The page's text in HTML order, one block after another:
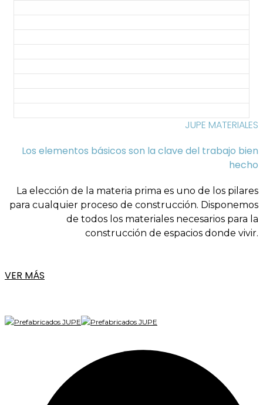
JUPE MATERIALES
Los elementos básicos son la clave del trabajo bien
hecho
La elección de la materia prima es uno de los pilares
para cualquier proceso de construcción. Disponemos
de todos los materiales necesarios para la
construcción de espacios donde vivir.
VER MÁS